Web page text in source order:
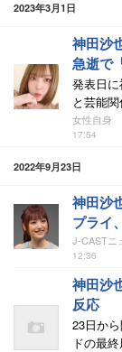
2023年3月1日
神田沙
急逝で
発表日に
と芸能
女性自身
17:54
2022年9月23日
神田沙
プライ
J-CASTニ
12:36
神田沙
反応
23日か
ドの最